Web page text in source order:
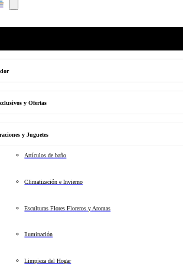
y Ofertas
y Juguetes
Artículos de baño
Climatización e Invierno
Esculturas Flores Floreros y Aromas
Iluminación
Limpieza del Hogar